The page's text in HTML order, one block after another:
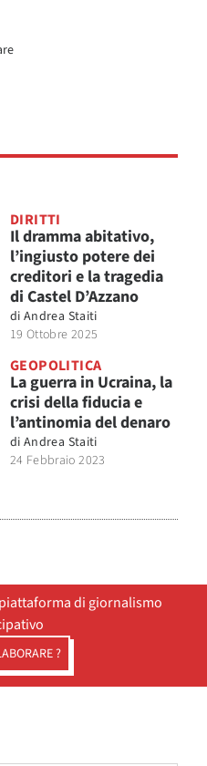
DIRITTI
Il dramma abitativo,
l’ingiusto potere dei
creditori e la tragedia
di Castel D’Azzano
di Andrea Staiti
19 Ottobre 2025
GEOPOLITICA
La guerra in Ucraina, la
crisi della fiducia e
l’antinomia del denaro
di Andrea Staiti
24 Febbraio 2023
di giornalismo
?